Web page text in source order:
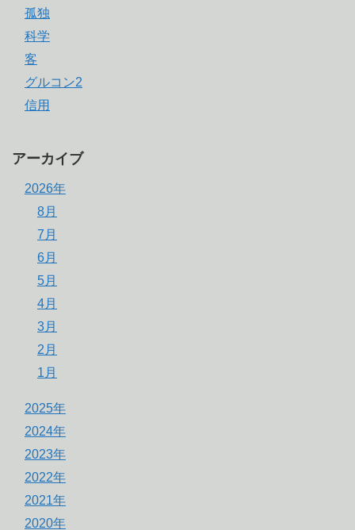
孤独
科学
客
グルコン2
信用
アーカイブ
2026年
8月
7月
6月
5月
4月
3月
2月
1月
2025年
2024年
2023年
2022年
2021年
2020年